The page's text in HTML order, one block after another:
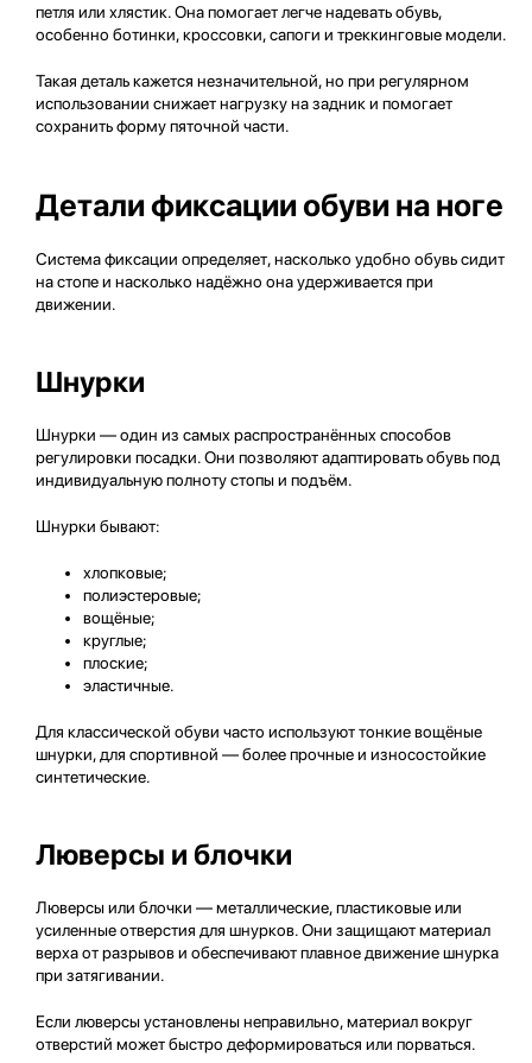
петля или хлястик. Она помогает легче надевать обувь,
особенно ботинки, кроссовки, сапоги и треккинговые модели.
Такая деталь кажется незначительной, но при регулярном
использовании снижает нагрузку на задник и помогает
сохранить форму пяточной части.
Детали фиксации обуви на ноге
Система фиксации определяет, насколько удобно обувь сидит
на стопе и насколько надёжно она удерживается при
движении.
Шнурки
Шнурки — один из самых распространённых способов
регулировки посадки. Они позволяют адаптировать обувь под
индивидуальную полноту стопы и подъём.
Шнурки бывают:
хлопковые;
полиэстеровые;
вощёные;
круглые;
плоские;
эластичные.
Для классической обуви часто используют тонкие вощёные
шнурки, для спортивной — более прочные и износостойкие
синтетические.
Люверсы и блочки
Люверсы или блочки — металлические, пластиковые или
усиленные отверстия для шнурков. Они защищают материал
верха от разрывов и обеспечивают плавное движение шнурка
при затягивании.
Если люверсы установлены неправильно, материал вокруг
отверстий может быстро деформироваться или порваться.